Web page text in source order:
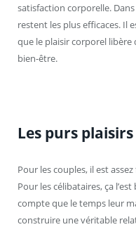
satisfaction corporelle.
restent les plus efficaces. Il
que le plaisir corporel libère
bien-être.
Les purs
Pour les couples, il est
Pour les célibataires, ça
compte que le temps leur
construire une véritable